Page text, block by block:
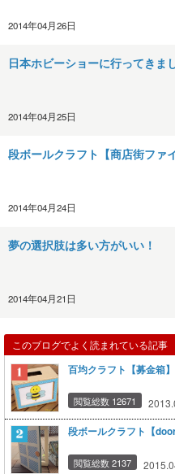
2014年04月26日
日本ホビーショーに行ってきま
2014年04月25日
段ボールクラフト【商店街ファ
2014年04月24日
夢の選択肢は多い方がいい！
2014年04月21日
このブログでよく読まれている記事
百均クラフト【募金箱】
閲覧総数 12671
段ボールクラフト【door
閲覧総数 2137